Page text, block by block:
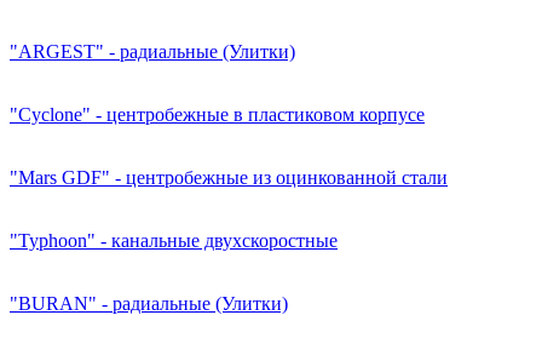
"ARGEST" - радиальные (Улитки)
"Cyclone" - центробежные в пластиковом корпусе
"Mars GDF" - центробежные из оцинкованной стали
"Typhoon" - канальные двухскоростные
"BURAN" - радиальные (Улитки)